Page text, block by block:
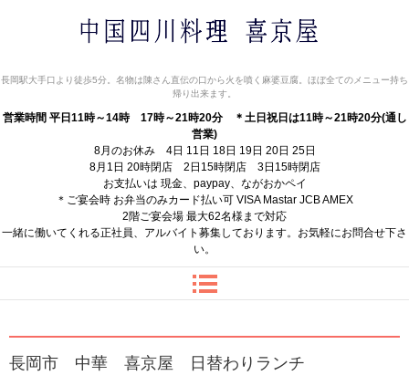
長岡駅大手口より徒歩5分。名物は陳さん直伝の口から火を噴く麻婆豆腐。ほぼ全てのメニュー持ち
帰り出来ます。
営業時間 平日11時～14時 17時～21時20分
＊土日祝日は11時～21時20分(通し
営業)
8月のお休み 4日 11日 18日 19日 20日 25日
8月1日 20時閉店 2日15時閉店 3日15時閉店
お支払いは 現金、paypay、ながおかペイ
＊ご宴会時 お弁当のみカード払い可 VISA Mastar JCB AMEX
2階ご宴会場 最大62名様まで対応
一緒に働いてくれる正社員、アルバイト募集しております。お気軽にお問合せ下さ
い。
長岡市 中華 喜京屋 日替わりランチ